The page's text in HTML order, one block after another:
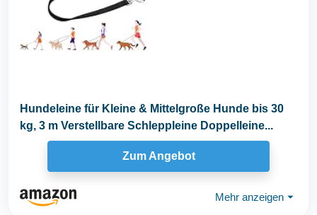
Hundeleine für Kleine & Mittelgroße Hunde bis 30
kg, 3 m Verstellbare Schleppleine Doppelleine...
Zum Angebot
Mehr anzeigen ⏷